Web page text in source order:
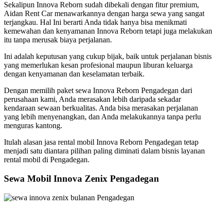
Sekalipun Innova Reborn sudah dibekali dengan fitur premium,
Aidan Rent Car menawarkannya dengan harga sewa yang sangat
terjangkau. Hal Ini berarti Anda tidak hanya bisa menikmati
kemewahan dan kenyamanan Innova Reborn tetapi juga melakukan
itu tanpa merusak biaya perjalanan.
Ini adalah keputusan yang cukup bijak, baik untuk perjalanan bisnis
yang memerlukan kesan profesional maupun liburan keluarga
dengan kenyamanan dan keselamatan terbaik.
Dengan memilih paket sewa Innova Reborn Pengadegan dari
perusahaan kami, Anda merasakan lebih daripada sekadar
kendaraan sewaan berkualitas. Anda bisa merasakan perjalanan
yang lebih menyenangkan, dan Anda melakukannya tanpa perlu
menguras kantong.
Itulah alasan jasa rental mobil Innova Reborn Pengadegan tetap
menjadi satu diantara pilihan paling diminati dalam bisnis layanan
rental mobil di Pengadegan.
Sewa Mobil Innova Zenix Pengadegan